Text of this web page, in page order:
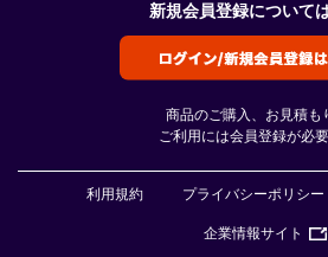
新規会員登録について
商品のご購入、お見積も
ご利用には会員登録が必要
利用規約 プライバシーポリシー
企業情報サイト